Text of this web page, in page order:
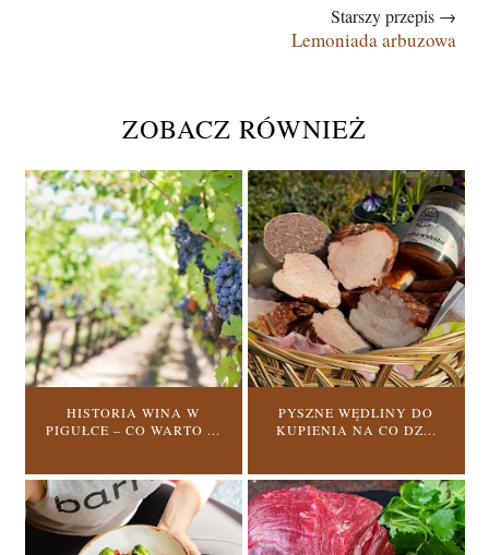
Starszy przepis →
Lemoniada arbuzowa
ZOBACZ RÓWNIEŻ
HISTORIA WINA W
PIGUŁCE – CO WARTO ...
PYSZNE WĘDLINY DO
KUPIENIA NA CO DZ...